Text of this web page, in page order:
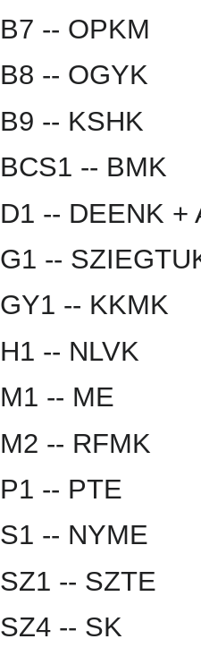
B7 -- OPKM
B8 -- OGYK
B9 -- KSHK
BCS1 -- BMK
D1 -- DEENK +
G1 --
GY1 -- KKMK
H1 -- NLVK
M1 -- ME
M2 -- RFMK
P1 -- PTE
S1 -- NYME
SZ1 -- SZTE
SZ4 -- SK